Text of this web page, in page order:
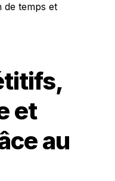
de temps et
et
au